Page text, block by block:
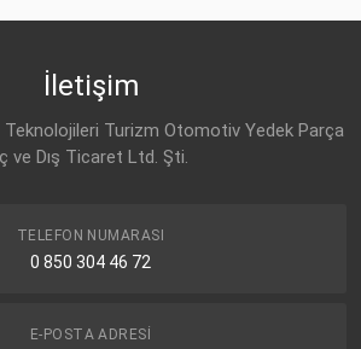
İletişim
Teknolojileri Turizm Otomotiv Yedek Parça
ve Dış Ticaret Ltd. Şti.
TELEFON NUMARASI
0 850 304 46 72
E-POSTA ADRESI